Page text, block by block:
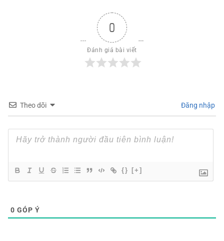
0
Đánh giá bài viết
Theo dõi Đăng nhập
{} [+]
0 GÓP Ý